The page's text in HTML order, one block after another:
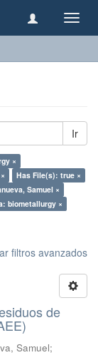
Ir
×
Has File(s): true ×
Samuel ×
biometallurgy ×
filtros avanzados
de
Samuel;